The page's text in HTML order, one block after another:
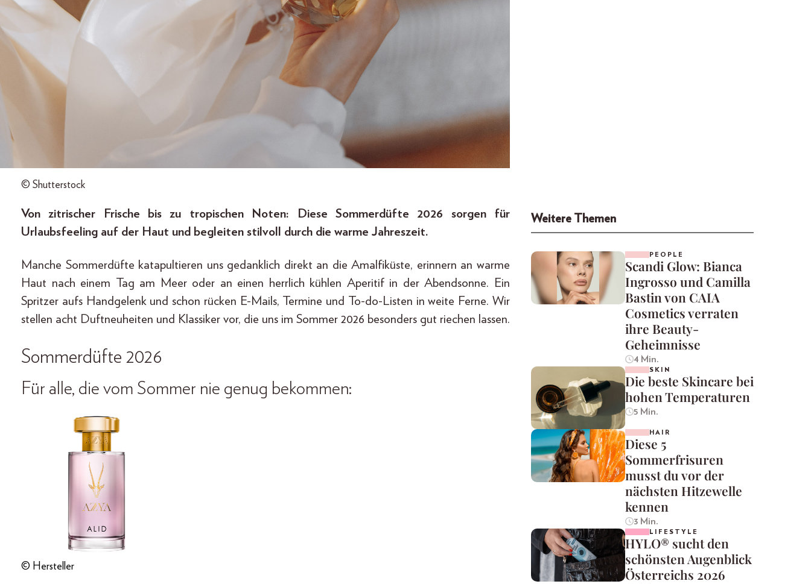
© Shutterstock
Von zitrischer Frische bis zu tropischen Noten: Diese Sommerdüfte 2026 sorgen für
Urlaubsfeeling auf der Haut und begleiten stilvoll durch die warme Jahreszeit.
Manche Sommerdüfte katapultieren uns gedanklich direkt an die Amalfiküste, erinnern an warme
Haut nach einem Tag am Meer oder an einen herrlich kühlen Aperitif in der Abendsonne. Ein
Spritzer aufs Handgelenk und schon rücken E-Mails, Termine und To-do-Listen in weite Ferne. Wir
stellen acht Duftneuheiten und Klassiker vor, die uns im Sommer 2026 besonders gut riechen lassen.
Sommerdüfte 2026
Für alle, die vom Sommer nie genug bekommen:
© Hersteller
Weitere Themen
PEOPLE
Scandi Glow: Bianca
Ingrosso und Camilla
Bastin von CAIA
Cosmetics verraten
ihre Beauty-
Geheimnisse
4 Min.
SKIN
Die beste Skincare bei
hohen Temperaturen
5 Min.
HAIR
Diese 5
Sommerfrisuren
musst du vor der
nächsten Hitzewelle
kennen
3 Min.
LIFESTYLE
HYLO® sucht den
schönsten Augenblick
Österreichs 2026